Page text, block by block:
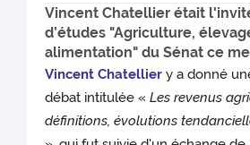
Vincent Chatellier était
d’études "Agriculture,
alimentation" du Sénat ce
Vincent Chatellier y a donné
débat intitulée «Les revenus
définitions, évolutions